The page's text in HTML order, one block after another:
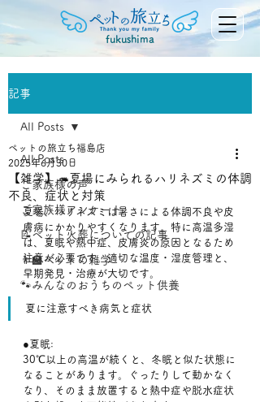
fukushima
記事
All Posts
ご家族様の声
ご家族様アンケート
📝ペット火葬についての記事
👨‍🏫ペットの雑学
🐾みんなのおうちのペット供養
All Posts
【雑学】🦔夏場にみられるハリネズミの体調
不良、症状と対策
ペットの旅立ち福島店
2025年6月30日
夏場、ハリネズミは暑さによる体調不良や皮
膚病にかかりやすくなります。特に高温多湿
は、夏眠や熱中症、皮膚炎の原因となるため
注意が必要です。適切な温度・湿度管理と、
早期発見・治療が大切です。﻿
夏に注意すべき病気と症状
●夏眠:
30℃以上の高温が続くと、冬眠と似た状態に
なることがあります。ぐったりして動かなく
なり、そのまま放置すると熱中症や脱水症状